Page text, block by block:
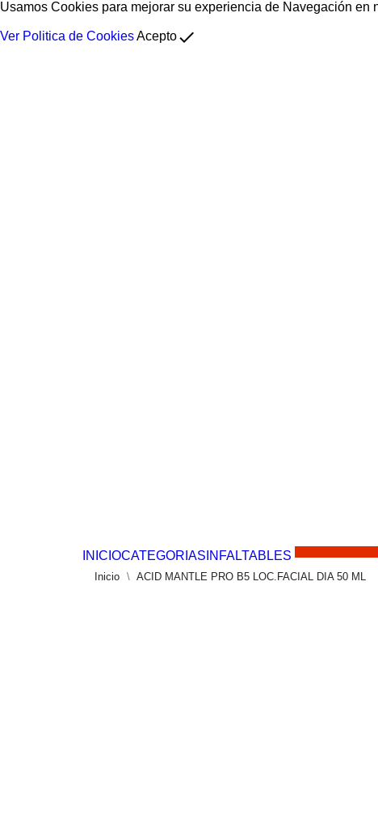
Usamos Cookies para mejorar su experiencia de Navegación
Ver Politica de CookiesAceptodone
INICIOCATEGORIAS INFALTABLES
Inicio ACID MANTLE PRO B5 LOC.FACIAL DIA 50 ML